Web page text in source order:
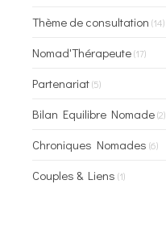
Thème de consultation (14)
Nomad'Thérapeute(17)
Partenariat(5)
Bilan Equilibre Nomade(2)
Chroniques Nomades (6)
Couples & Liens (1)